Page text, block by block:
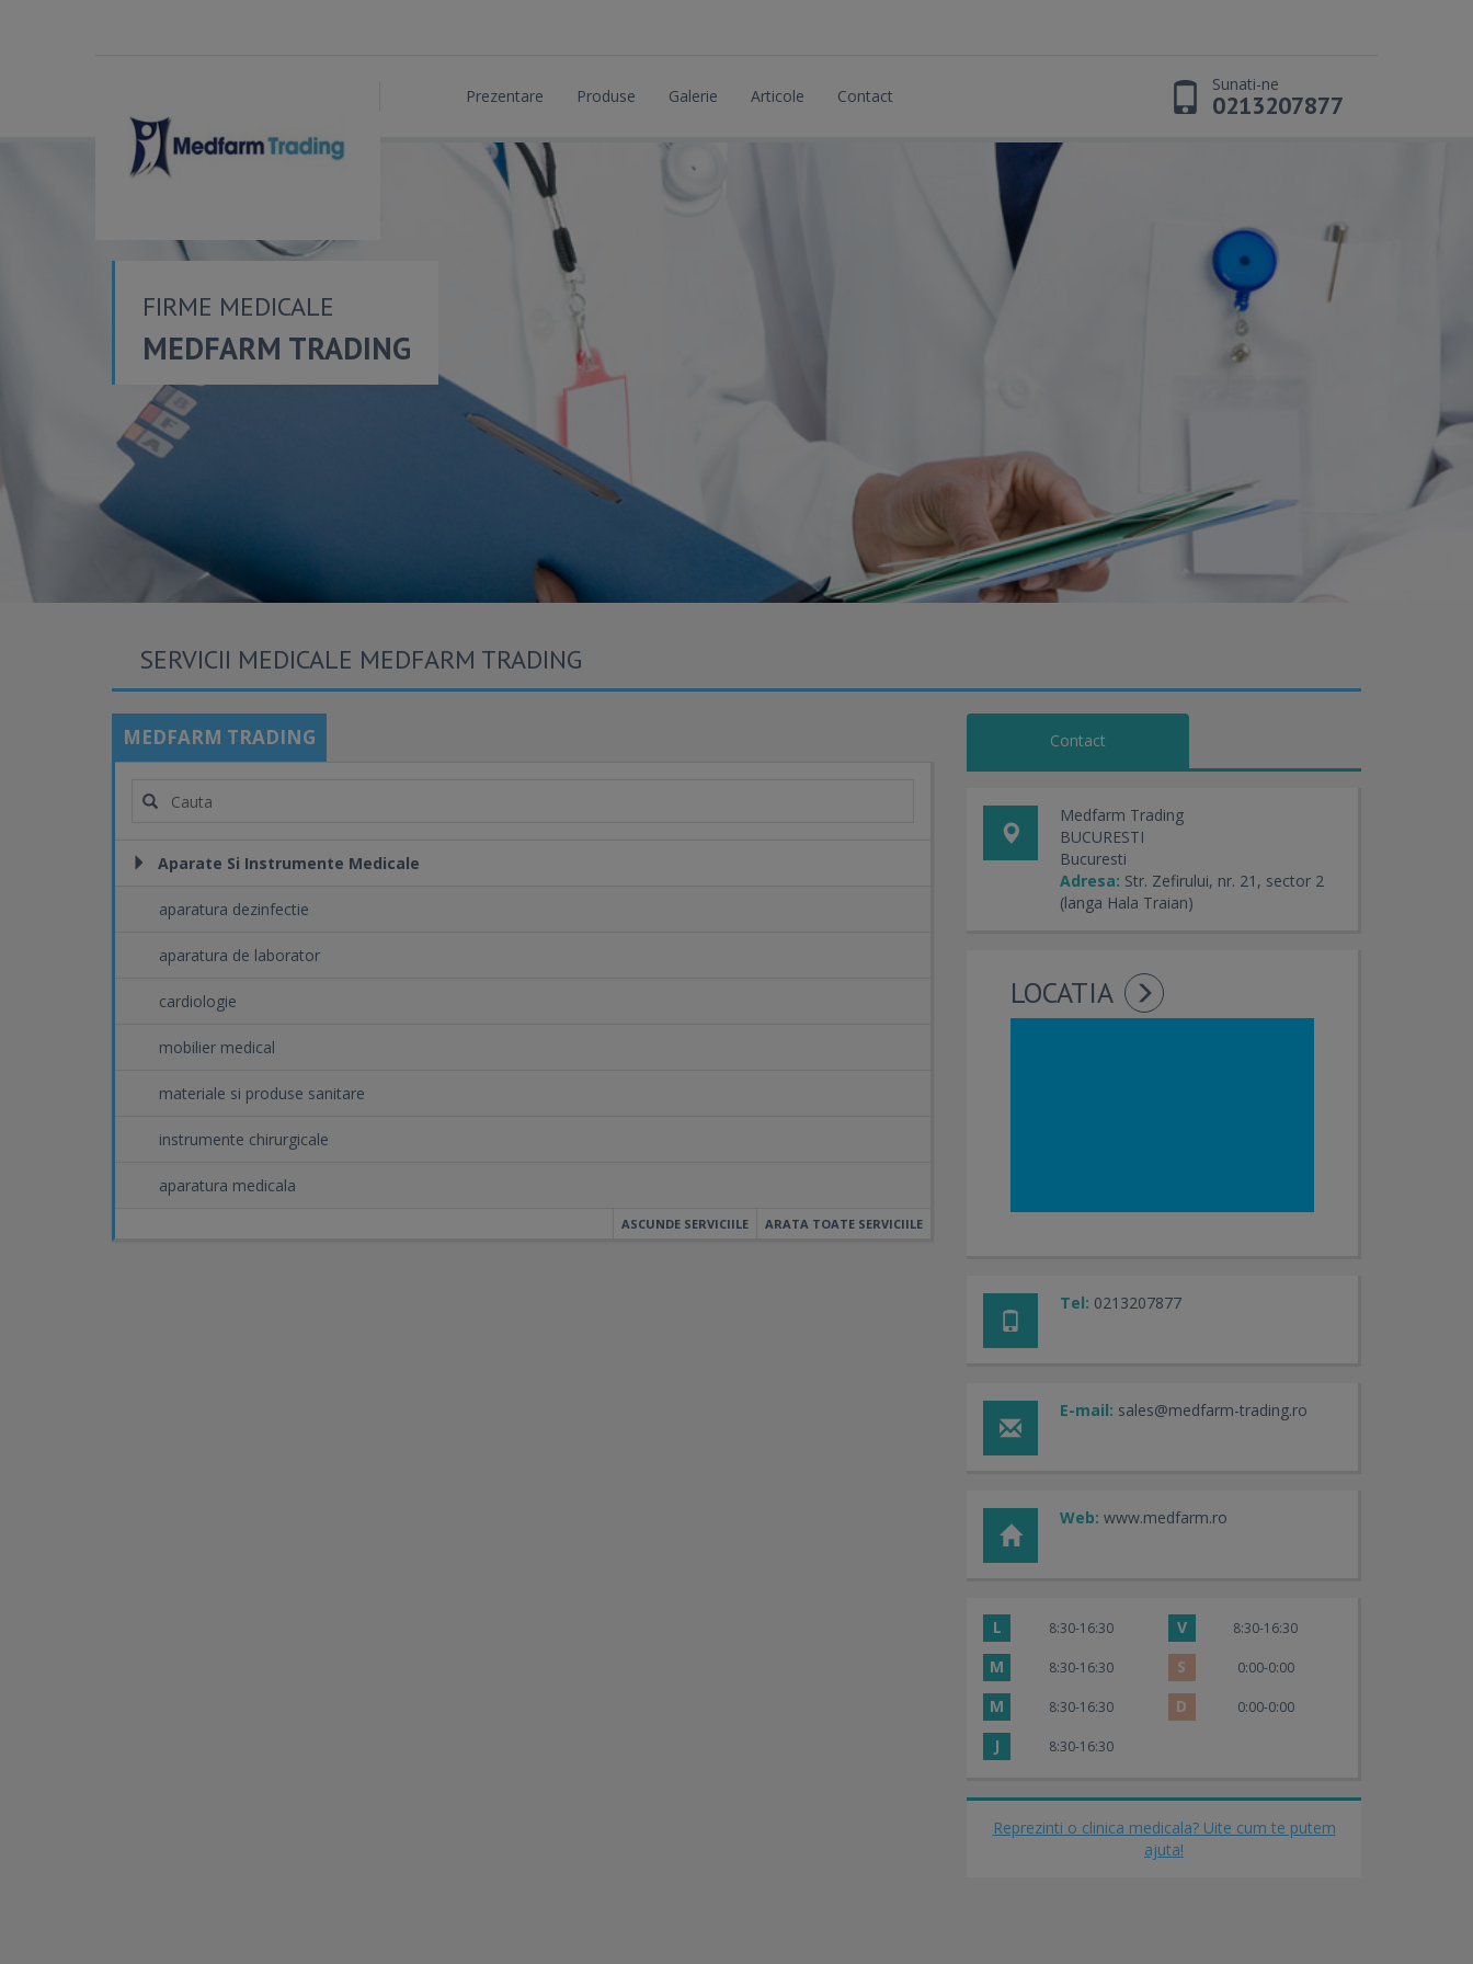
Prezentare Produse Galerie Articole Contact
Sunati-ne
0213207877
FIRME MEDICALE
MEDFARM TRADING
SERVICII MEDICALE MEDFARM TRADING
MEDFARM TRADING
Aparate Si Instrumente Medicale
aparatura dezinfectie
aparatura de laborator
cardiologie
mobilier medical
materiale si produse sanitare
instrumente chirurgicale
aparatura medicala
ARATA TOATE SERVICIILE
ASCUNDE SERVICIILE
Contact
Medfarm Trading
BUCURESTI
Bucuresti
Adresa: Str. Zefirului, nr. 21, sector 2
(langa Hala Traian)
LOCATIA
Tel: 0213207877
E-mail: sales@medfarm-trading.ro
Web: www.medfarm.ro
L 8:30-16:30 V 8:30-16:30
M 8:30-16:30 S 0:00-0:00
M 8:30-16:30 D 0:00-0:00
J 8:30-16:30
Reprezinti o clinica medicala? Uite cum te putem
ajuta!